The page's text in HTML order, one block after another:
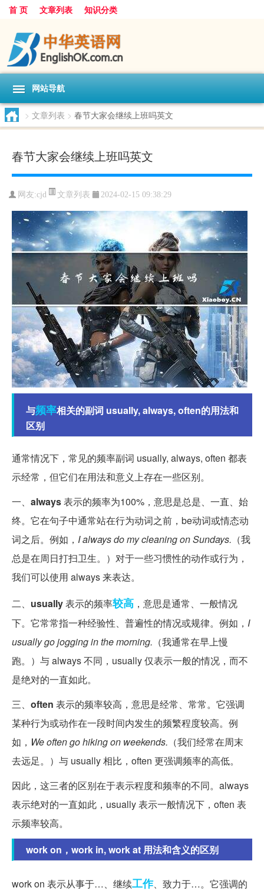
首 页 文章列表 知识分类
网站导航
> 文章列表 > 春节大家会继续上班吗英文
春节大家会继续上班吗英文
网友:cjd 文章列表 2024-02-15 09:38:29
与频率相关的副词 usually, always, often的用法和
区别
通常情况下，常见的频率副词 usually, always, often 都表
示经常，但它们在用法和意义上存在一些区别。
一、 always表示的频率为100%，意思是总是、一直、始
终。它在句子中通常站在行为动词之前，be动词或情态动
词之后。例如， I always do my cleaning on Sundays. （我
总是在周日打扫卫生。）对于一些习惯性的动作或行为，
我们可以使用 always 来表达。
二、 usually表示的频率较高 ，意思是通常、一般情况
下。它常常指一种经验性、普遍性的情况或规律。例如， I
usually go jogging in the morning. （我通常在早上慢
跑。）与 always 不同，usually 仅表示一般的情况，而不
是绝对的一直如此。
三、 often 表示的频率较高，意思是经常、常常。它强调
某种行为或动作在一段时间内发生的频繁程度较高。例
如， We often go hiking on weekends. （我们经常在周末
去远足。）与 usually 相比，often 更强调频率的高低。
因此，这三者的区别在于表示程度和频率的不同。always
表示绝对的一直如此，usually 表示一般情况下，often 表
示频率较高。
work on，work in, work at 用法和含义的区别
work on 表示从事于…、继续工作、致力于…。它强调的